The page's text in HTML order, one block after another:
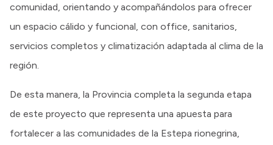
comunidad, orientando y acompañándolos para ofrecer
un espacio cálido y funcional, con office, sanitarios,
servicios completos y climatización adaptada al clima de la
región.
De esta manera, la Provincia completa la segunda etapa
de este proyecto que representa una apuesta para
fortalecer a las comunidades de la Estepa rionegrina,